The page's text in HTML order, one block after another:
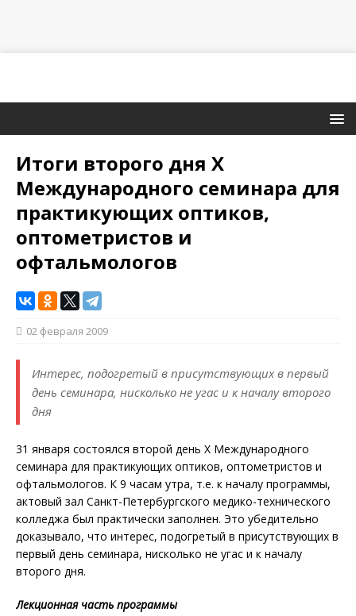
Итоги второго дня X
Международного семинара для
практикующих оптиков,
оптометристов и
офтальмологов
02 февраля 2009
Интерес, подогретый в присутствующих в первый
день семинара, нисколько не угас и к началу второго
дня
31 января состоялся второй день X Международного
семинара для практикующих оптиков, оптометристов и
офтальмологов. К 9 часам утра, т.е. к началу программы,
актовый зал Санкт-Петербургского медико-технического
колледжа был практически заполнен. Это убедительно
доказывало, что интерес, подогретый в присутствующих в
первый день семинара, нисколько не угас и к началу
второго дня.
Лекционная часть программы